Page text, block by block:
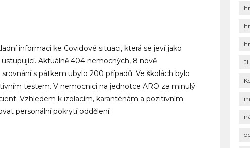
informaci ke Covidové situaci, která se jeví jako
Aktuálně 404 nemocných, 8 nově
s pátkem ubylo 200 případů. Ve školách bylo
testem. V nemocnici na jednotce ARO za minulý
Vzhledem k izolacím, karanténám a pozitivním
personální pokrytí oddělení.